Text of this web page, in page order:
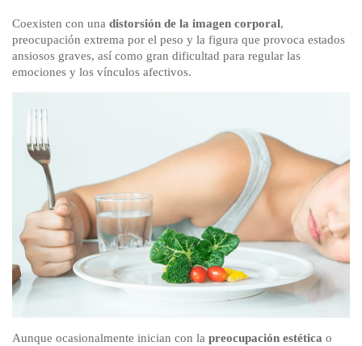
Coexisten con una distorsión de la imagen corporal,
preocupación extrema por el peso y la figura que provoca estados
ansiosos graves, así como gran dificultad para regular las
emociones y los vínculos afectivos.
Aunque ocasionalmente inician con la preocupación estética o